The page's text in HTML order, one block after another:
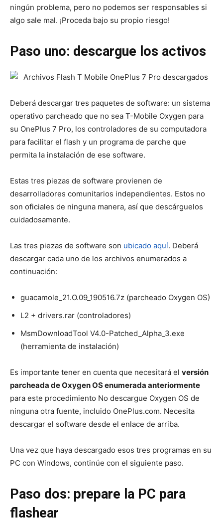
ningún problema, pero no podemos ser responsables si
algo sale mal. ¡Proceda bajo su propio riesgo!
Paso uno: descargue los activos
Deberá descargar tres paquetes de software: un sistema
operativo parcheado que no sea T-Mobile Oxygen para
su OnePlus 7 Pro, los controladores de su computadora
para facilitar el flash y un programa de parche que
permita la instalación de ese software.
Estas tres piezas de software provienen de
desarrolladores comunitarios independientes. Estos no
son oficiales de ninguna manera, así que descárguelos
cuidadosamente.
Las tres piezas de software son ubicado aquí. Deberá
descargar cada uno de los archivos enumerados a
continuación:
guacamole_21.O.09_190516.7z (parcheado Oxygen OS)
L2 + drivers.rar (controladores)
MsmDownloadTool V4.0-Patched_Alpha_3.exe
(herramienta de instalación)
Es importante tener en cuenta que necesitará el versión
parcheada de Oxygen OS enumerada anteriormente
para este procedimiento No descargue Oxygen OS de
ninguna otra fuente, incluido OnePlus.com. Necesita
descargar el software desde el enlace de arriba.
Una vez que haya descargado esos tres programas en su
PC con Windows, continúe con el siguiente paso.
Paso dos: prepare la PC para
flashear